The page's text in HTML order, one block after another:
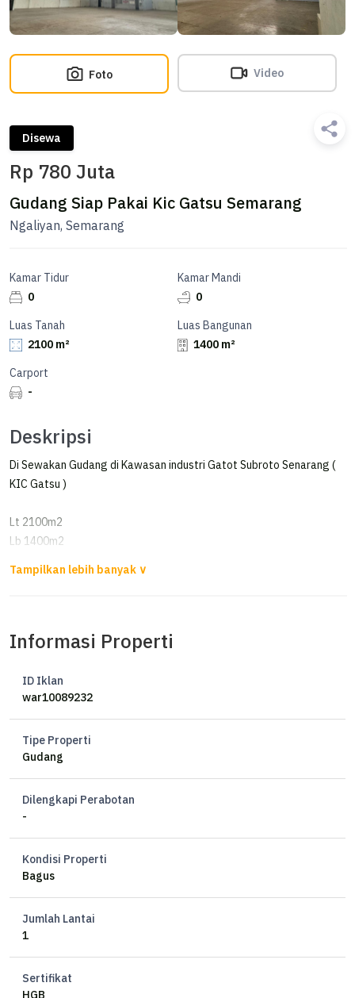
Foto Video
Disewa
Rp 780 Juta
Gudang Siap Pakai Kic Gatsu Semarang
Ngaliyan, Semarang
Kamar Tidur
0
Kamar Mandi
0
Luas Tanah
2100 m²
Luas Bangunan
1400 m²
Carport
-
Deskripsi
Di Sewakan Gudang di Kawasan industri Gatot Subroto Senarang (
KIC Gatsu )
Lt 2100m2
Lb 1400m2
panjang bangunan 44mtr
T Ceiling samping 7 meter
Lebar pintu 5,25
Listrik 3500watt
Informasi Properti
ID Iklan
war10089232
Tipe Properti
Gudang
Dilengkapi Perabotan
-
Kondisi Properti
Bagus
Jumlah Lantai
1
Sertifikat
HGB